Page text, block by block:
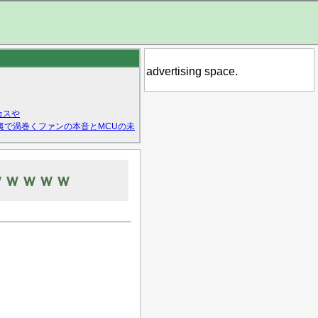
スや
で渦巻くファンの本音とMCUの未
ｗｗｗ
advertising space.